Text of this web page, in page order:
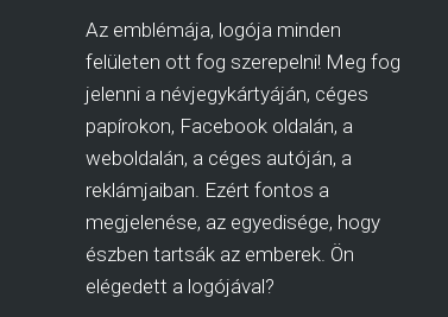
Az emblémája, logója minden
felületen ott fog szerepelni! Meg fog
jelenni a névjegykártyáján, céges
papírokon, Facebook oldalán, a
weboldalán, a céges autóján, a
reklámjaiban. Ezért fontos a
megjelenése, az egyedisége, hogy
észben tartsák az emberek. Ön
elégedett a logójával?